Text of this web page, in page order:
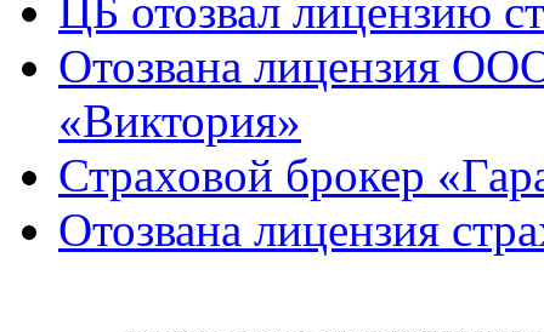
ЦБ отозвал лицензию
Отозвана лицензия
«Виктория»
Страховой брокер
Отозвана лицензия